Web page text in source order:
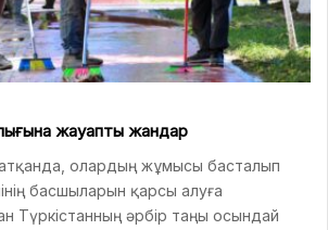
жауапты жандар
олардың жұмысы басталып
басшыларын қарсы алуға
Түркістанның әрбір таңы осындай